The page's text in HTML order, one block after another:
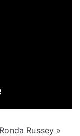
Russey »